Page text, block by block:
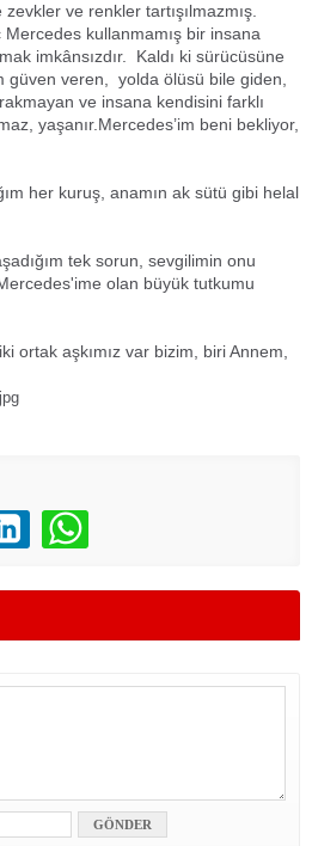
ve renkler tartışılmazmış.
kullanmamış bir insana
imkânsızdır. Kaldı ki sürücüsüne
güven veren, yolda ölüsü bile giden,
ve insana kendisini farklı
yaşanır.Mercedes’im beni bekliyor,
her kuruş, anamın ak sütü gibi helal
tek sorun, sevgilimin onu
olan büyük tutkumu
ortak aşkımız var bizim, biri Annem,